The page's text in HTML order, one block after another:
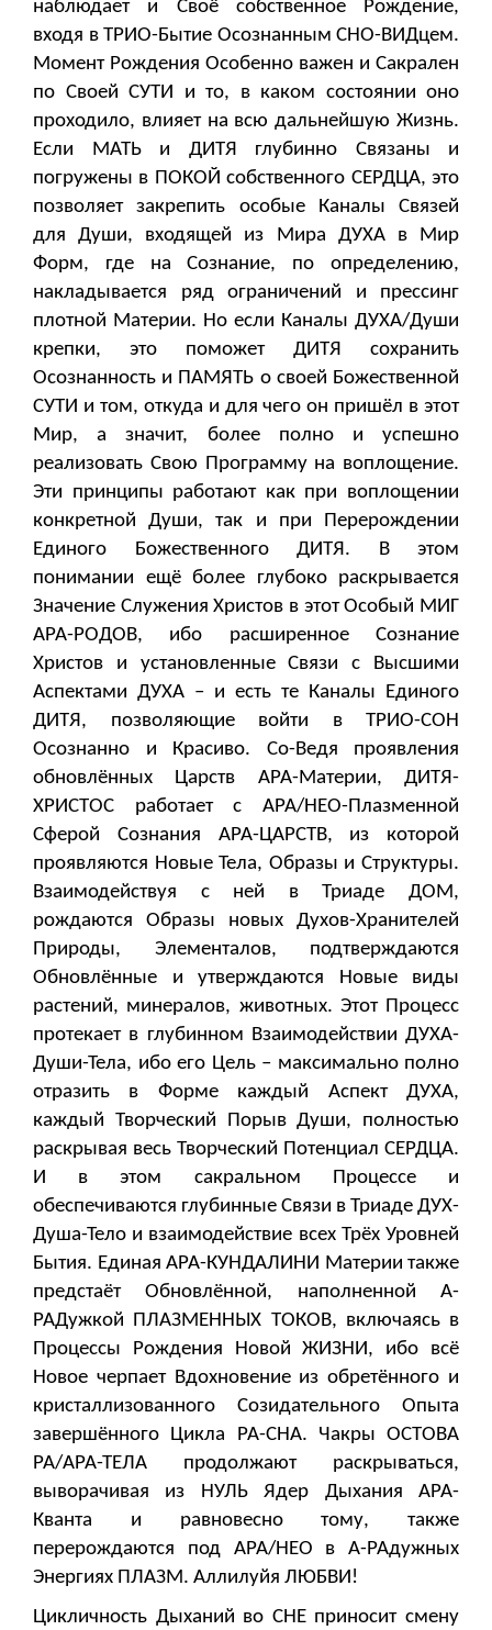
наблюдает и Своё собственное Рождение,
входя в ТРИО-Бытие Осознанным СНО-ВИДцем.
Момент Рождения Особенно важен и Сакрален
по Своей СУТИ и то, в каком состоянии оно
проходило, влияет на всю дальнейшую Жизнь.
Если МАТЬ и ДИТЯ глубинно Связаны и
погружены в ПОКОЙ собственного СЕРДЦА, это
позволяет закрепить особые Каналы Связей
для Души, входящей из Мира ДУХА в Мир
Форм, где на Сознание, по определению,
накладывается ряд ограничений и прессинг
плотной Материи. Но если Каналы ДУХА/Души
крепки, это поможет ДИТЯ сохранить
Осознанность и ПАМЯТЬ о своей Божественной
СУТИ и том, откуда и для чего он пришёл в этот
Мир, а значит, более полно и успешно
реализовать Свою Программу на воплощение.
Эти принципы работают как при воплощении
конкретной Души, так и при Перерождении
Единого Божественного ДИТЯ. В этом
понимании ещё более глубоко раскрывается
Значение Служения Христов в этот Особый МИГ
АРА-РОДОВ, ибо расширенное Сознание
Христов и установленные Связи с Высшими
Аспектами ДУХА – и есть те Каналы Единого
ДИТЯ, позволяющие войти в ТРИО-СОН
Осознанно и Красиво. Со-Ведя проявления
обновлённых Царств АРА-Материи, ДИТЯ-
ХРИСТОС работает с АРА/НЕО-Плазменной
Сферой Сознания АРА-ЦАРСТВ, из которой
проявляются Новые Тела, Образы и Структуры.
Взаимодействуя с ней в Триаде ДОМ,
рождаются Образы новых Духов-Хранителей
Природы, Элементалов, подтверждаются
Обновлённые и утверждаются Новые виды
растений, минералов, животных. Этот Процесс
протекает в глубинном Взаимодействии ДУХА-
Души-Тела, ибо его Цель – максимально полно
отразить в Форме каждый Аспект ДУХА,
каждый Творческий Порыв Души, полностью
раскрывая весь Творческий Потенциал СЕРДЦА.
И в этом сакральном Процессе и
обеспечиваются глубинные Связи в Триаде ДУХ-
Душа-Тело и взаимодействие всех Трёх Уровней
Бытия. Единая АРА-КУНДАЛИНИ Материи также
предстаёт Обновлённой, наполненной А-
РАДужкой ПЛАЗМЕННЫХ ТОКОВ, включаясь в
Процессы Рождения Новой ЖИЗНИ, ибо всё
Новое черпает Вдохновение из обретённого и
кристаллизованного Созидательного Опыта
завершённого Цикла РА-СНА. Чакры ОСТОВА
РА/АРА-ТЕЛА продолжают раскрываться,
выворачивая из НУЛЬ Ядер Дыхания АРА-
Кванта и равновесно тому, также
перерождаются под АРА/НЕО в А-РАдужных
Энергиях ПЛАЗМ. Аллилуйя ЛЮБВИ!
Цикличность Дыханий во СНЕ приносит смену